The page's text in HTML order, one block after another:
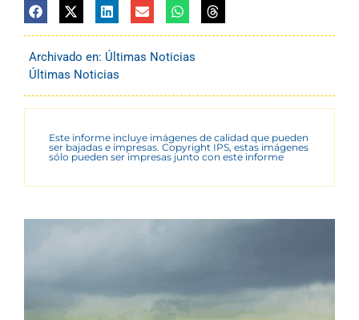
Archivado en: Últimas Noticias
Últimas Noticias
Este informe incluye imágenes de calidad que pueden
ser bajadas e impresas. Copyright IPS, estas imágenes
sólo pueden ser impresas junto con este informe